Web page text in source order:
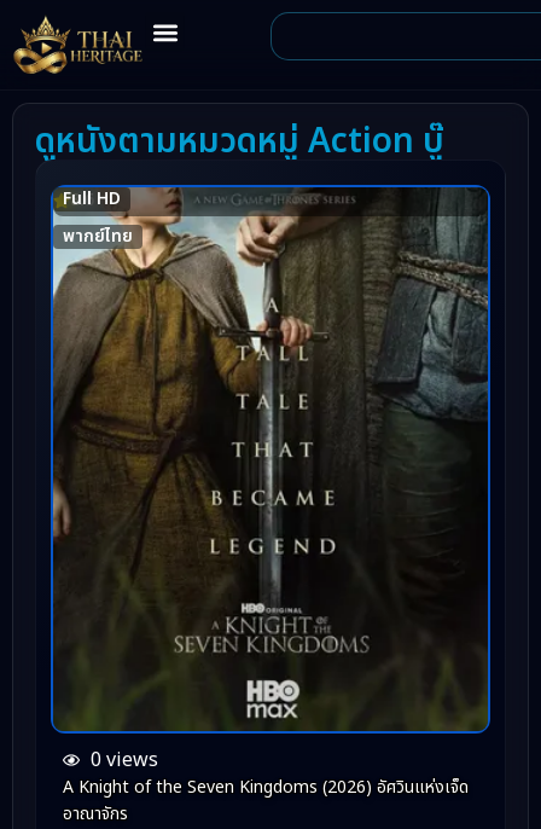
ดูหนังตามหมวดหมู่ Action บู๊
Full HD
พากย์ไทย
8.6
0 views
A Knight of the Seven Kingdoms (2026) อัศวินแห่งเจ็ด
อาณาจักร